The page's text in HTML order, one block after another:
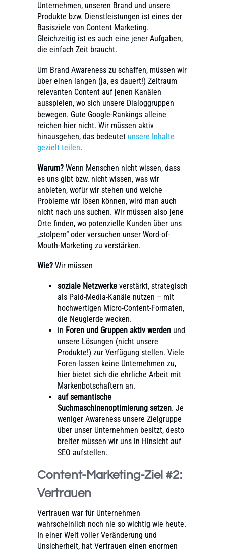
Unternehmen, unseren Brand und unsere
Produkte bzw. Dienstleistungen ist eines der
Basisziele von Content Marketing.
Gleichzeitig ist es auch eine jener Aufgaben,
die einfach Zeit braucht.
Um Brand Awareness zu schaffen, müssen wir
über einen langen (ja, es dauert!) Zeitraum
relevanten Content auf jenen Kanälen
ausspielen, wo sich unsere Dialoggruppen
bewegen. Gute Google-Rankings alleine
reichen hier nicht. Wir müssen aktiv
hinausgehen, das bedeutet unsere Inhalte
gezielt teilen.
Warum? Wenn Menschen nicht wissen, dass
es uns gibt bzw. nicht wissen, was wir
anbieten, wofür wir stehen und welche
Probleme wir lösen können, wird man auch
nicht nach uns suchen. Wir müssen also jene
Orte finden, wo potenzielle Kunden über uns
„stolpern“ oder versuchen unser Word-of-
Mouth-Marketing zu verstärken.
Wie? Wir müssen
soziale Netzwerke verstärkt, strategisch
als Paid-Media-Kanäle nutzen – mit
hochwertigen Micro-Content-Formaten,
die Neugierde wecken.
in Foren und Gruppen aktiv werden und
unsere Lösungen (nicht unsere
Produkte!) zur Verfügung stellen. Viele
Foren lassen keine Unternehmen zu,
hier bietet sich die ehrliche Arbeit mit
Markenbotschaftern an.
auf semantische
Suchmaschinenoptimierung setzen. Je
weniger Awareness unsere Zielgruppe
über unser Unternehmen besitzt, desto
breiter müssen wir uns in Hinsicht auf
SEO aufstellen.
Content-Marketing-Ziel #2:
Vertrauen
Vertrauen war für Unternehmen
wahrscheinlich noch nie so wichtig wie heute.
In einer Welt voller Veränderung und
Unsicherheit, hat Vertrauen einen enormen